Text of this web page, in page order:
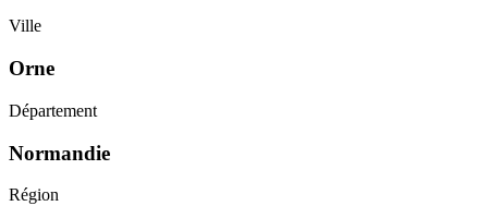
Ville
Orne
Département
Normandie
Région